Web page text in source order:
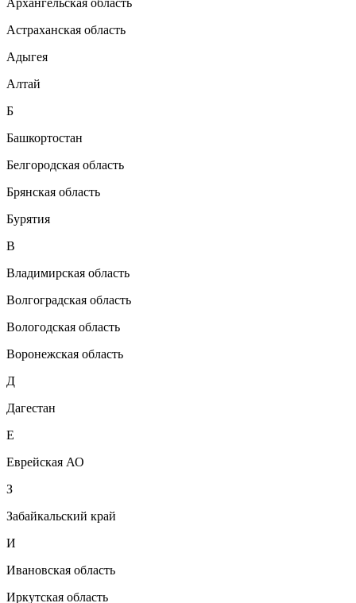
Архангельская область
Астраханская область
Адыгея
Алтай
Б
Башкортостан
Белгородская область
Брянская область
Бурятия
В
Владимирская область
Волгоградская область
Вологодская область
Воронежская область
Д
Дагестан
Е
Еврейская АО
З
Забайкальский край
И
Ивановская область
Иркутская область